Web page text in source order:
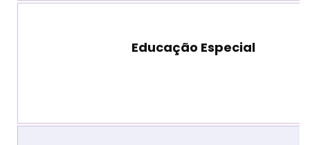
Educação Especial